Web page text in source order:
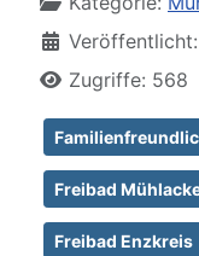
Zugriffe: 568
Freibad
Freibad Enzkreis